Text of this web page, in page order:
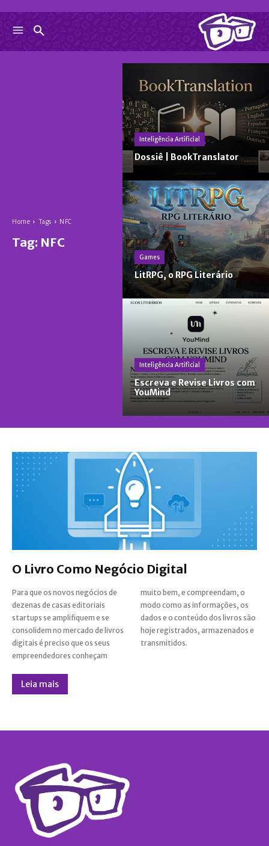
Home Tags NFC
Tag: NFC
Inteligência Artificial
Dossiê | BookTranslator
Games
LitRPG, o RPG Literário
Inteligência Artificial
Escreva e Revise Livros com
YouMind
O Livro Como Negócio Digital
Para que os novos negócios de
dezenas de casas editoriais
startups se amplifiquem e se
consolidem no mercado de livros
digitais é preciso que os seus
empreendedores conheçam
muito bem, e compreendam, o
modo como as informações, os
dados e o conteúdo dos livros são
hoje registrados, armazenados e
transmitidos.
Leia mais